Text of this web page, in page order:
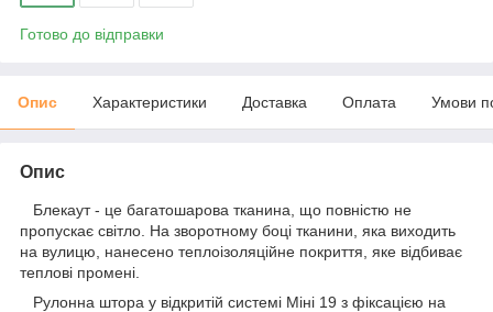
Готово до відправки
Опис Характеристики Доставка Оплата Умови
Опис
Блекаут - це багатошарова тканина, що повністю не
пропускає світло. На зворотному боці тканини, яка виходить
на вулицю, нанесено теплоізоляційне покриття, яке відбиває
теплові промені.
Рулонна штора у відкритій системі Міні 19 з фіксацією на